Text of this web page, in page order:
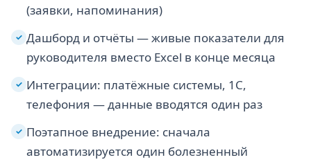
(заявки, напоминания)
✓ Дашборд и отчёты — живые показатели для
руководителя вместо Excel в конце месяца
✓ Интеграции: платёжные системы, 1С,
телефония — данные вводятся один раз
✓ Поэтапное внедрение: сначала
автоматизируется один болезненный